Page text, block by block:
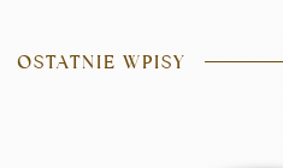
OSTATNIE WPISY